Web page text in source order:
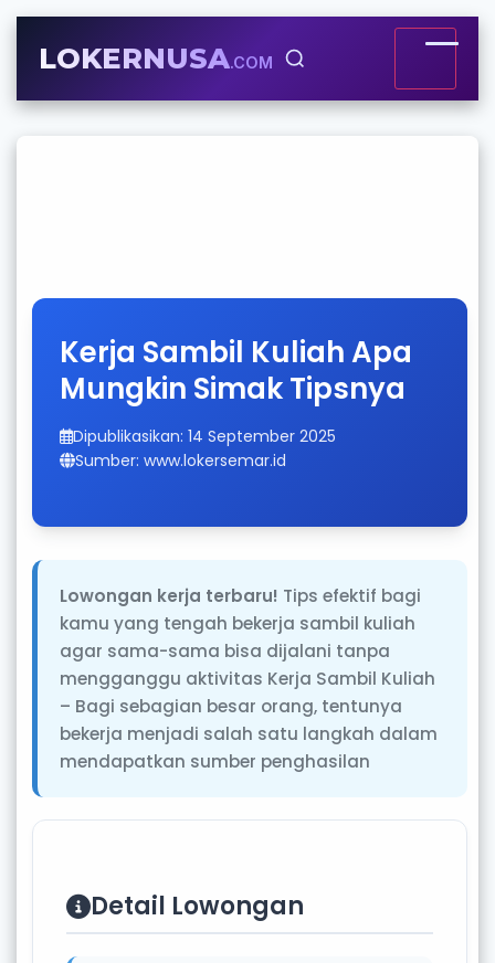
LOKERNUSA.COM
Kerja Sambil Kuliah Apa
Mungkin Simak Tipsnya
Dipublikasikan: 14 September 2025
Sumber: www.lokersemar.id
Lowongan kerja terbaru! Tips efektif bagi
kamu yang tengah bekerja sambil kuliah
agar sama-sama bisa dijalani tanpa
mengganggu aktivitas Kerja Sambil Kuliah
– Bagi sebagian besar orang, tentunya
bekerja menjadi salah satu langkah dalam
mendapatkan sumber penghasilan
Detail Lowongan